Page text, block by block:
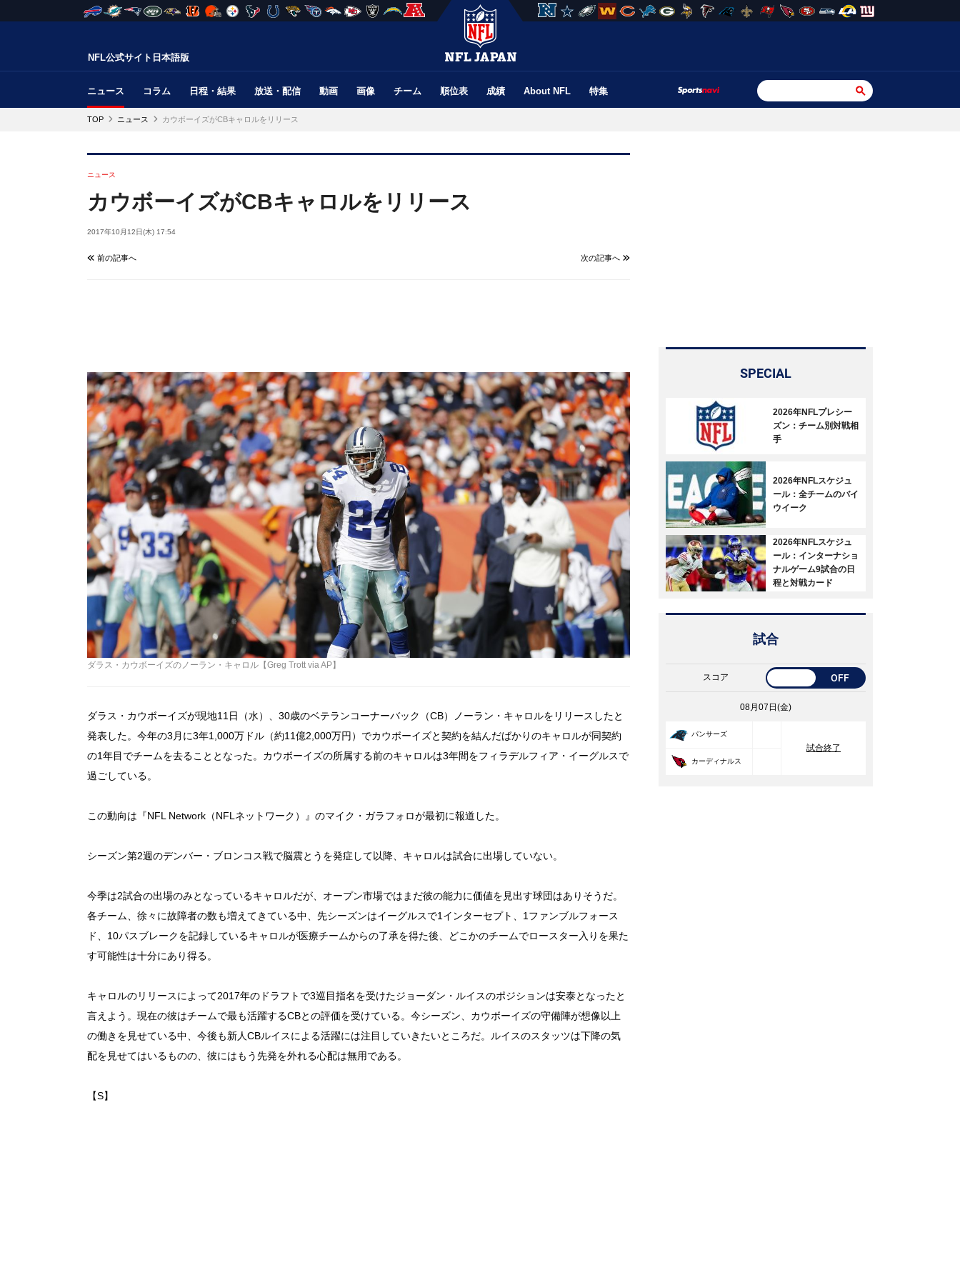
NFL公式サイト日本語版
ニュース コラム 日程・結果 放送・配信 動画 画像 チーム 順位表 成績 About NFL 特集
TOP ニュース カウボーイズがCBキャロルをリリース
ニュース
カウボーイズがCBキャロルをリリース
2017年10月12日(木) 17:54
前の記事へ 次の記事へ
ダラス・カウボーイズのノーラン・キャロル【Greg Trott via AP】
ダラス・カウボーイズが現地11日（水）、30歳のベテランコーナーバック（CB）ノーラン・キャロルをリリースしたと
発表した。今年の3月に3年1,000万ドル（約11億2,000万円）でカウボーイズと契約を結んだばかりのキャロルが同契約
の1年目でチームを去ることとなった。カウボーイズの所属する前のキャロルは3年間をフィラデルフィア・イーグルスで
過ごしている。
この動向は『NFL Network（NFLネットワーク）』のマイク・ガラフォロが最初に報道した。
シーズン第2週のデンバー・ブロンコス戦で脳震とうを発症して以降、キャロルは試合に出場していない。
今季は2試合の出場のみとなっているキャロルだが、オープン市場ではまだ彼の能力に価値を見出す球団はありそうだ。
各チーム、徐々に故障者の数も増えてきている中、先シーズンはイーグルスで1インターセプト、1ファンブルフォース
ド、10パスブレークを記録しているキャロルが医療チームからの了承を得た後、どこかのチームでロースター入りを果た
す可能性は十分にあり得る。
キャロルのリリースによって2017年のドラフトで3巡目指名を受けたジョーダン・ルイスのポジションは安泰となったと
言えよう。現在の彼はチームで最も活躍するCBとの評価を受けている。今シーズン、カウボーイズの守備陣が想像以上
の働きを見せている中、今後も新人CBルイスによる活躍には注目していきたいところだ。ルイスのスタッツは下降の気
配を見せてはいるものの、彼にはもう先発を外れる心配は無用である。
【S】
SPECIAL
2026年NFLプレシー
ズン：チーム別対戦相
手
2026年NFLスケジュ
ール：全チームのバイ
ウイーク
2026年NFLスケジュ
ール：インターナショ
ナルゲーム9試合の日
程と対戦カード
試合
スコア OFF
08月07日(金)
パンサーズ
試合終了
カーディナルス